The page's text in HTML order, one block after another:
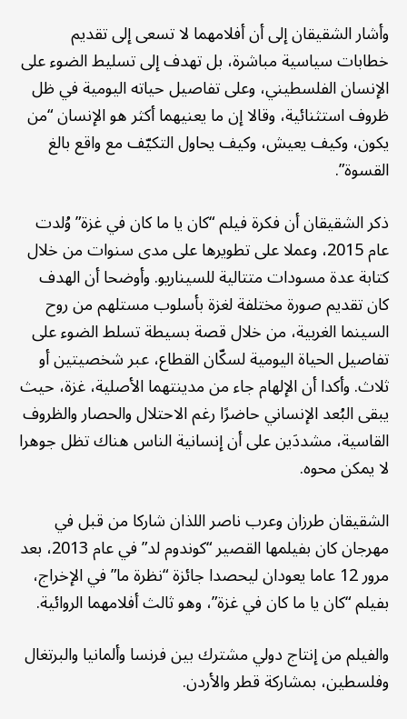
وأشار الشقيقان إلى أن أفلامهما لا تسعى إلى تقديم
خطابات سياسية مباشرة، بل تهدف إلى تسليط الضوء على
الإنسان الفلسطيني، وعلى تفاصيل حياته اليومية في ظل
ظروف استثنائية، وقالا إن ما يعنيهما أكثر هو الإنسان “من
يكون، وكيف يعيش، وكيف يحاول التكيّف مع واقع بالغ
القسوة”.
ذكر الشقيقان أن فكرة فيلم “كان يا ما كان في غزة” وُلدت
عام 2015، وعملا على تطويرها على مدى سنوات من خلال
كتابة عدة مسودات متتالية للسيناريو. وأوضحا أن الهدف
كان تقديم صورة مختلفة لغزة بأسلوب مستلهم من روح
السينما الغربية، من خلال قصة بسيطة تسلط الضوء على
تفاصيل الحياة اليومية لسكّان القطاع، عبر شخصيتين أو
ثلاث. وأكدا أن الإلهام جاء من مدينتهما الأصلية، غزة، حيث
يبقى البُعد الإنساني حاضرًا رغم الاحتلال والحصار والظروف
القاسية، مشددَين على أن إنسانية الناس هناك تظل جوهرا
لا يمكن محوه.
الشقيقان طرزان وعرب ناصر اللذان شاركا من قبل في
مهرجان كان بفيلمها القصير “كوندوم لد” في عام 2013، بعد
مرور 12 عاما يعودان ليحصدا جائزة “نظرة ما” في الإخراج،
بفيلم “كان يا ما كان في غزة”، وهو ثالث أفلامهما الروائية.
والفيلم من إنتاج دولي مشترك بين فرنسا وألمانيا والبرتغال
وفلسطين، بمشاركة قطر والأردن.